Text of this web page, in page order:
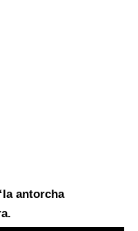
antorcha